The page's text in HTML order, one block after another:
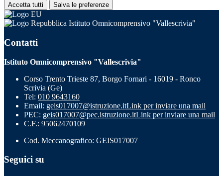
Accetta tutti Salva le preferenze
Istituto Omnicomprensivo "Vallescrivia"
Contatti
Istituto Omnicomprensivo "Vallescrivia"
Corso Trento Trieste 87, Borgo Fornari - 16019 - Ronco
Scrivia (Ge)
Tel: 010 9643160
Email: geis017007@istruzione.itLink per inviare una mail
PEC: geis017007@pec.istruzione.itLink per inviare una mail
C.F.: 95062470109
Cod. Meccanografico: GEIS017007
Seguici su